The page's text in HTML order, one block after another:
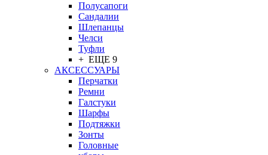
Полусапоги
Сандалии
Шлепанцы
Челси
Туфли
+ ЕЩЕ 9
АКСЕССУАРЫ
Перчатки
Ремни
Галстуки
Шарфы
Подтяжки
Зонты
Головные